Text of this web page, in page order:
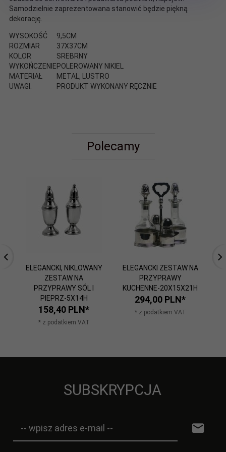
Samodzielnie zaprezentowana stanowić będzie piękną
dekorację.
WYSOKOŚĆ
9,5CM
ROZMIAR
37X37CM
KOLOR
SREBRNY
WYKOŃCZENIEPOLEROWANY NIKIEL
MATERIAŁ
METAL, LUSTRO
UWAGI:
PRODUKT WYKONANY RĘCZNIE
Polecamy
ELEGANCKI, NIKLOWANY
ZESTAW NA
PRZYPRAWY SÓL I
PIEPRZ-5X14H
158,40 PLN*
* z podatkiem VAT
ELEGANCKI ZESTAW NA
PRZYPRAWY
KUCHENNE-20X15X21H
294,00 PLN*
* z podatkiem VAT
SUBSKRYPCJA
-- wpisz adres e-mail --